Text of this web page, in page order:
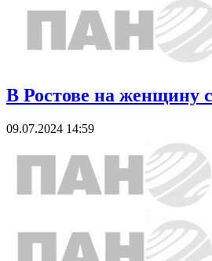
В Ростове на женщину
09.07.2024 14:59